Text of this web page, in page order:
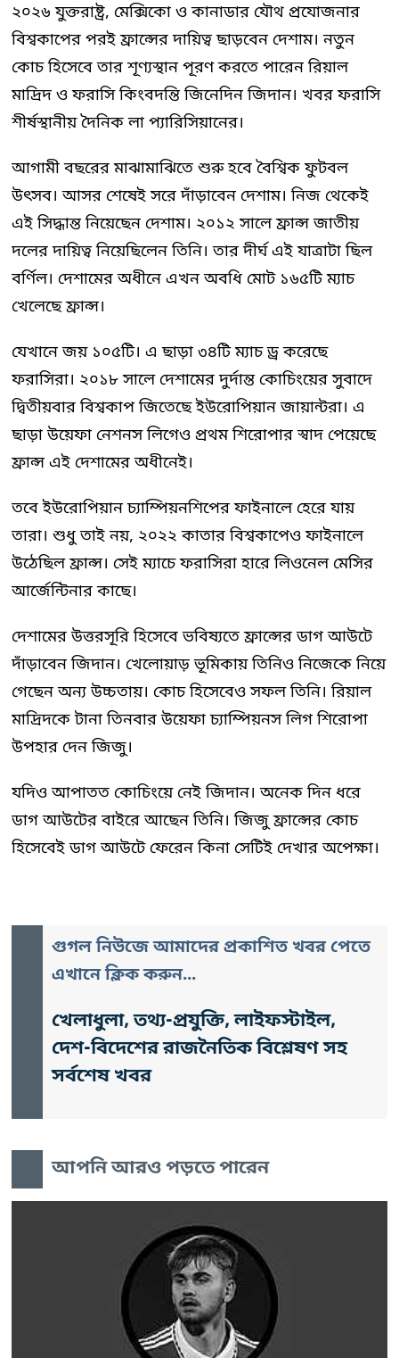
২০২৬ যুক্তরাষ্ট্র, মেক্সিকো ও কানাডার যৌথ প্রযোজনার
বিশ্বকাপের পরই ফ্রান্সের দায়িত্ব ছাড়বেন দেশাম। নতুন
কোচ হিসেবে তার শূণ্যস্থান পূরণ করতে পারেন রিয়াল
মাদ্রিদ ও ফরাসি কিংবদন্তি জিনেদিন জিদান। খবর ফরাসি
শীর্ষস্থানীয় দৈনিক লা প্যারিসিয়ানের।
আগামী বছরের মাঝামাঝিতে শুরু হবে বৈশ্বিক ফুটবল
উৎসব। আসর শেষেই সরে দাঁড়াবেন দেশাম। নিজ থেকেই
এই সিদ্ধান্ত নিয়েছেন দেশাম। ২০১২ সালে ফ্রান্স জাতীয়
দলের দায়িত্ব নিয়েছিলেন তিনি। তার দীর্ঘ এই যাত্রাটা ছিল
বর্ণিল। দেশামের অধীনে এখন অবধি মোট ১৬৫টি ম্যাচ
খেলেছে ফ্রান্স।
যেখানে জয় ১০৫টি। এ ছাড়া ৩৪টি ম্যাচ ড্র করেছে
ফরাসিরা। ২০১৮ সালে দেশামের দুর্দান্ত কোচিংয়ের সুবাদে
দ্বিতীয়বার বিশ্বকাপ জিতেছে ইউরোপিয়ান জায়ান্টরা। এ
ছাড়া উয়েফা নেশনস লিগেও প্রথম শিরোপার স্বাদ পেয়েছে
ফ্রান্স এই দেশামের অধীনেই।
তবে ইউরোপিয়ান চ্যাম্পিয়নশিপের ফাইনালে হেরে যায়
তারা। শুধু তাই নয়, ২০২২ কাতার বিশ্বকাপেও ফাইনালে
উঠেছিল ফ্রান্স। সেই ম্যাচে ফরাসিরা হারে লিওনেল মেসির
আর্জেন্টিনার কাছে।
দেশামের উত্তরসূরি হিসেবে ভবিষ্যতে ফ্রান্সের ডাগ আউটে
দাঁড়াবেন জিদান। খেলোয়াড় ভূমিকায় তিনিও নিজেকে নিয়ে
গেছেন অন্য উচ্চতায়। কোচ হিসেবেও সফল তিনি। রিয়াল
মাদ্রিদকে টানা তিনবার উয়েফা চ্যাম্পিয়নস লিগ শিরোপা
উপহার দেন জিজু।
যদিও আপাতত কোচিংয়ে নেই জিদান। অনেক দিন ধরে
ডাগ আউটের বাইরে আছেন তিনি। জিজু ফ্রান্সের কোচ
হিসেবেই ডাগ আউটে ফেরেন কিনা সেটিই দেখার অপেক্ষা।
গুগল নিউজে আমাদের প্রকাশিত খবর পেতে
এখানে ক্লিক করুন...
খেলাধুলা, তথ্য-প্রযুক্তি, লাইফস্টাইল,
দেশ-বিদেশের রাজনৈতিক বিশ্লেষণ সহ
সর্বশেষ খবর
আপনি আরও পড়তে পারেন